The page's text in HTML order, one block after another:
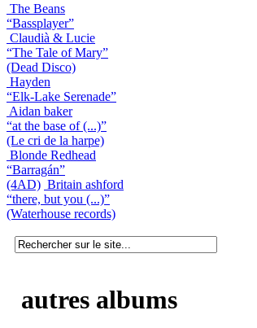
The Beans
“Bassplayer”
Claudià & Lucie
“The Tale of Mary”
(Dead Disco)
Hayden
“Elk-Lake Serenade”
Aidan baker
“at the base of (...)”
(Le cri de la harpe)
Blonde Redhead
“Barragán”
(4AD) Britain ashford
“there, but you (...)”
(Waterhouse records)
autres albums